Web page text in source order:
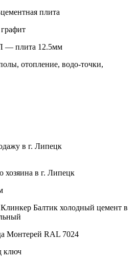
плита
— плита 12.5мм
отопление, водо-точки,
в г. Липецк
хозяина в г. Липецк
Балтик холодный цемент в
Монтерей RAL 7024
ключ